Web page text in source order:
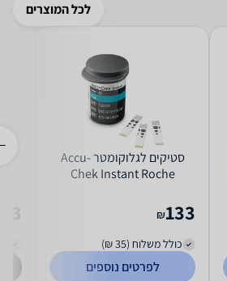
לכל המוצרים
סטיקים לגלוקומטר Accu-
Chek Instant Roche
133
₪
כולל משלוח (35 ₪)
לפרטים נוספים